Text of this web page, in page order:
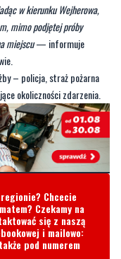
– policja, straż pożarna
okoliczności zdarzenia.
Chcecie
Czekamy na
się z naszą
pod numerem